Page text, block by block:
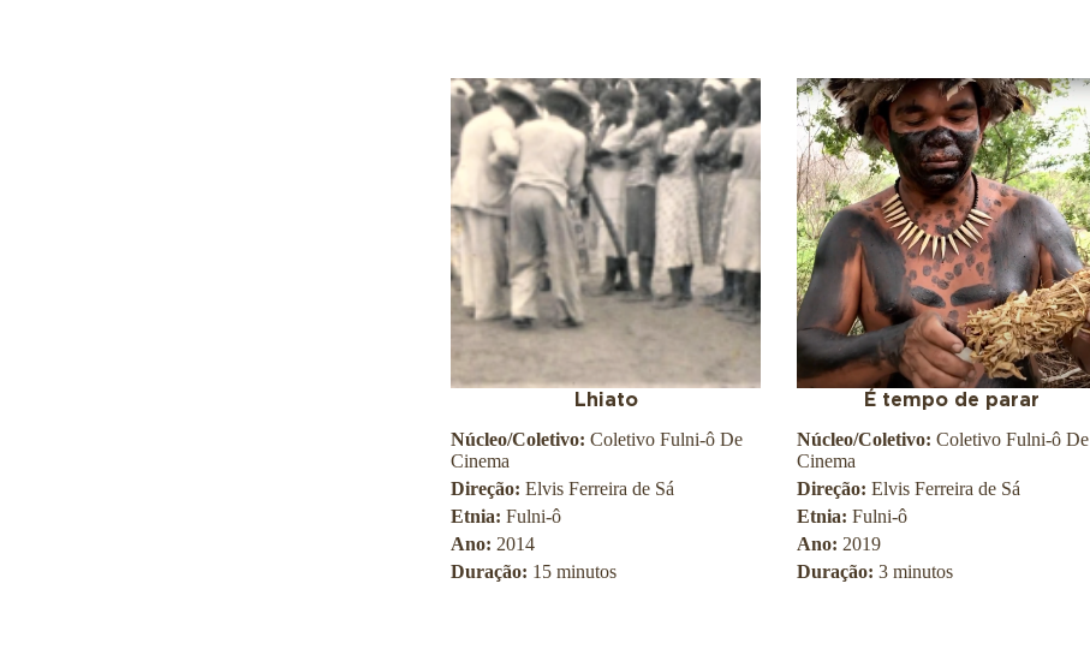
Lhiato
Núcleo/Coletivo: Coletivo Fulni-ô De
Cinema
Direção: Elvis Ferreira de Sá
Etnia: Fulni-ô
Ano: 2014
Duração: 15 minutos
É tempo de parar
Núcleo/Coletivo:Coletivo Fulni-ô De
Cinema
Direção:Elvis Ferreira de Sá
Etnia:Fulni-ô
Ano: 2019
Duração:3 minutos